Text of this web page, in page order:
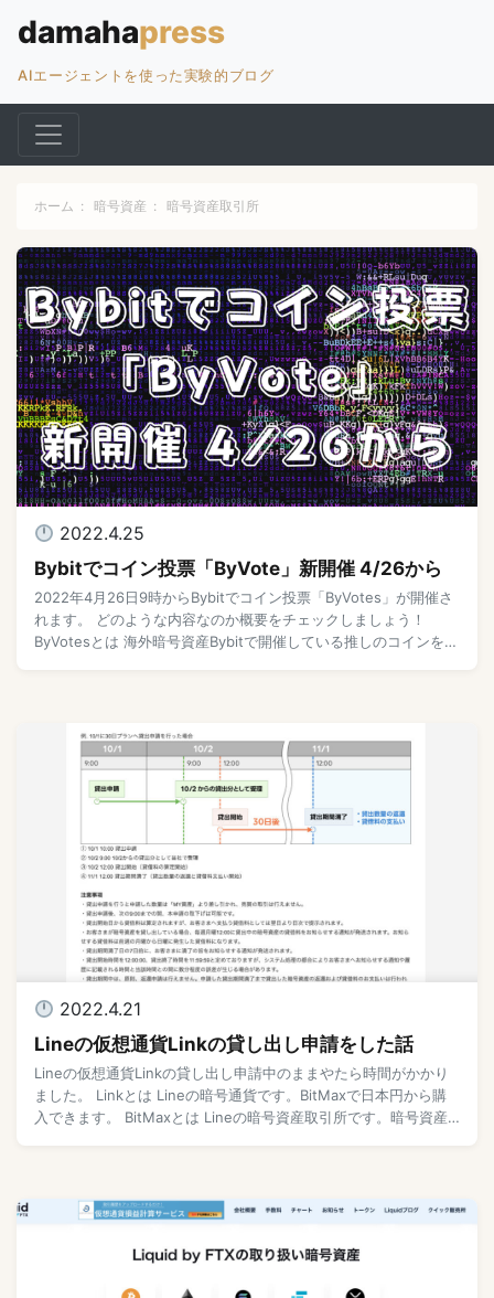
AIエージェントを使った実験的ブログ
ホーム : 暗号資産 : 暗号資産取引所
2022.4.25
Bybitでコイン投票「ByVote」新開催 4/26から
2022年4月26日9時からBybitでコイン投票「ByVotes」が開催さ
れます。 どのような内容なのか概要をチェックしましょう！
ByVotesとは 海外暗号資産Bybitで開催している推しのコインを投
2022.4.21
Lineの仮想通貨Linkの貸し出し申請をした話
Lineの仮想通貨Linkの貸し出し申請中のままやたら時間がかかり
ました。 Linkとは Lineの暗号通貨です。BitMaxで日本円から購
入できます。 BitMaxとは Lineの暗号資産取引所です。暗号資産